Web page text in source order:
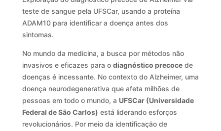
teste de sangue pela UFSCar, usando a proteína
ADAM10 para identificar a doença antes dos
sintomas.
No mundo da medicina, a busca por métodos não
invasivos e eficazes para o diagnóstico precocede
doenças é incessante. No contexto do Alzheimer, uma
doença neurodegenerativa que afeta milhões de
pessoas em todo o mundo, a UFSCar (Universidade
Federal de São Carlos) está liderando esforços
revolucionários. Por meio da identificação de